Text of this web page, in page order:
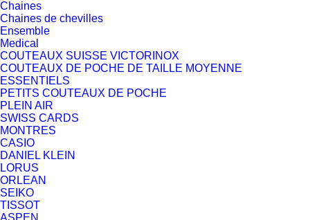
Chaines
Chaines de chevilles
Ensemble
Medical
COUTEAUX SUISSE VICTORINOX
COUTEAUX DE POCHE DE TAILLE MOYENNE
ESSENTIELS
PETITS COUTEAUX DE POCHE
PLEIN AIR
SWISS CARDS
MONTRES
CASIO
DANIEL KLEIN
LORUS
ORLEAN
SEIKO
TISSOT
ASPEN